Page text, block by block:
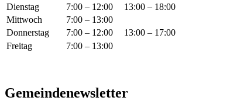
Dienstag
7:00 – 12:00
13:00 – 18:00
Mittwoch
7:00 – 13:00
Donnerstag
7:00 – 12:00
13:00 – 17:00
Freitag
7:00 – 13:00
Gemeindenewsletter